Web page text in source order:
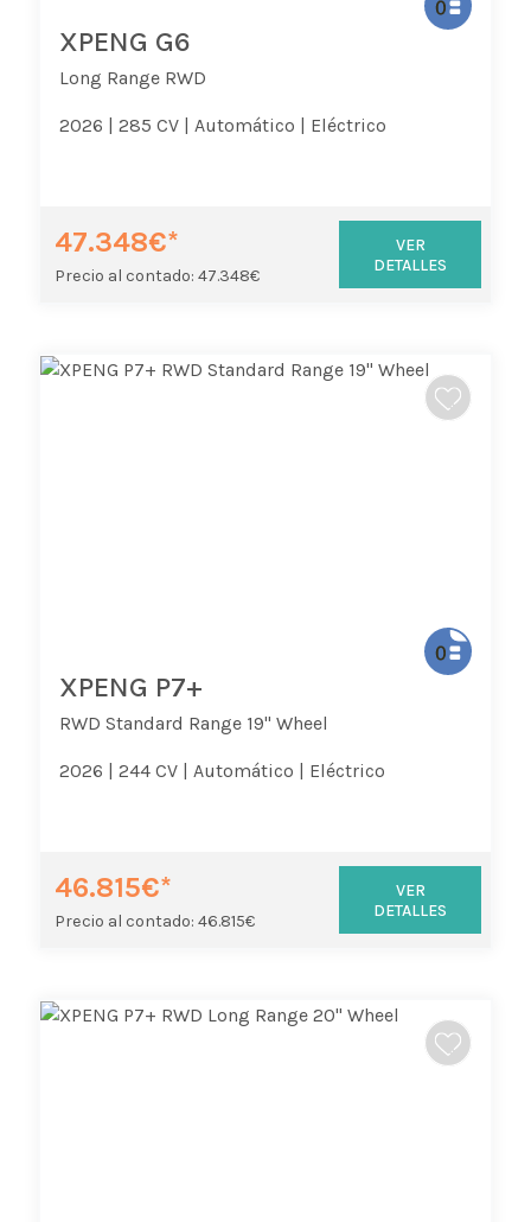
XPENG G6
Long Range RWD
2026 | 285 CV | Automático | Eléctrico
47.348€*
Precio al contado: 47.348€
VER
DETALLES
XPENG P7+
RWD Standard Range 19" Wheel
2026 | 244 CV | Automático | Eléctrico
46.815€*
Precio al contado: 46.815€
VER
DETALLES